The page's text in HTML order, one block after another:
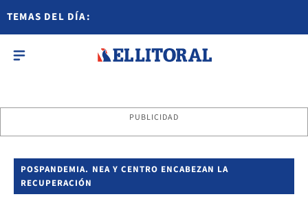
TEMAS DEL DÍA:
PUBLICIDAD
POSPANDEMIA. NEA Y CENTRO ENCABEZAN LA
RECUPERACIÓN